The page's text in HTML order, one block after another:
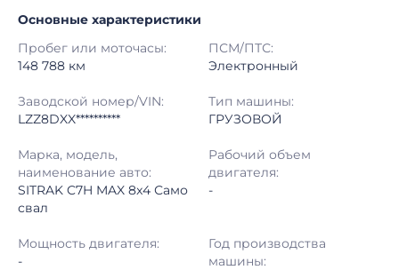
Начало торгов: 10.07.2026, 06:37 МСК
Конец торгов: 10.07.2026, 11:19 МСК
Тип аукциона: Открытые торги
Шаг торгов: 50 000 ₽
Кол-во ставок:
Регион: Кировская Область
Основные характеристики
Пробег или моточасы:
148 788 км
ПСМ/ПТС:
Электронный
Заводской номер/VIN:
LZZ8DXX**********
Тип машины:
ГРУЗОВОЙ
Марка, модель,
наименование авто:
SITRAK C7H MAX 8x4 Само
свал
Рабочий объем
двигателя:
-
Мощность двигателя:
-
Год производства
машины: